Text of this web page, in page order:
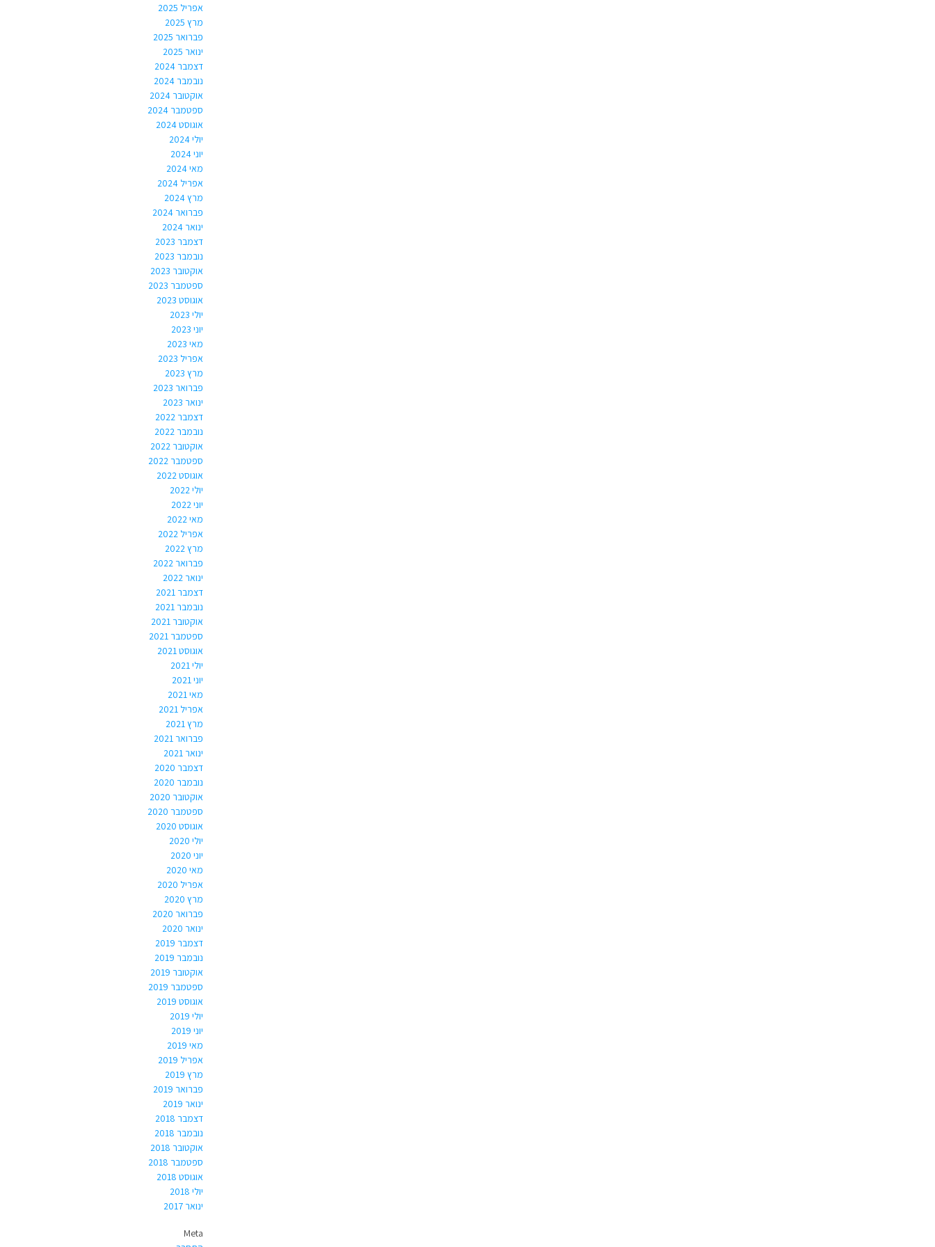
אפריל 2025
מרץ 2025
פברואר 2025
ינואר 2025
דצמבר 2024
נובמבר 2024
אוקטובר 2024
ספטמבר 2024
אוגוסט 2024
יולי 2024
יוני 2024
מאי 2024
אפריל 2024
מרץ 2024
פברואר 2024
ינואר 2024
דצמבר 2023
נובמבר 2023
אוקטובר 2023
ספטמבר 2023
אוגוסט 2023
יולי 2023
יוני 2023
מאי 2023
אפריל 2023
מרץ 2023
פברואר 2023
ינואר 2023
דצמבר 2022
נובמבר 2022
אוקטובר 2022
ספטמבר 2022
אוגוסט 2022
יולי 2022
יוני 2022
מאי 2022
אפריל 2022
מרץ 2022
פברואר 2022
ינואר 2022
דצמבר 2021
נובמבר 2021
אוקטובר 2021
ספטמבר 2021
אוגוסט 2021
יולי 2021
יוני 2021
מאי 2021
אפריל 2021
מרץ 2021
פברואר 2021
ינואר 2021
דצמבר 2020
נובמבר 2020
אוקטובר 2020
ספטמבר 2020
אוגוסט 2020
יולי 2020
יוני 2020
מאי 2020
אפריל 2020
מרץ 2020
פברואר 2020
ינואר 2020
דצמבר 2019
נובמבר 2019
אוקטובר 2019
ספטמבר 2019
אוגוסט 2019
יולי 2019
יוני 2019
מאי 2019
אפריל 2019
מרץ 2019
פברואר 2019
ינואר 2019
דצמבר 2018
נובמבר 2018
אוקטובר 2018
ספטמבר 2018
אוגוסט 2018
יולי 2018
ינואר 2017
Meta